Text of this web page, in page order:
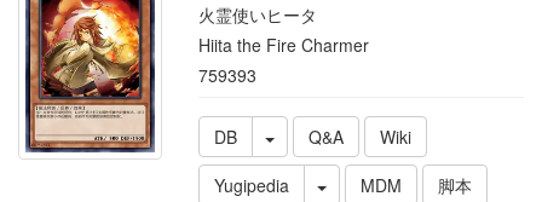
火霊使いヒータ
Hiita the Fire Charmer
759393
DB Q&A
Wiki
Yugipedia
MDM
脚本